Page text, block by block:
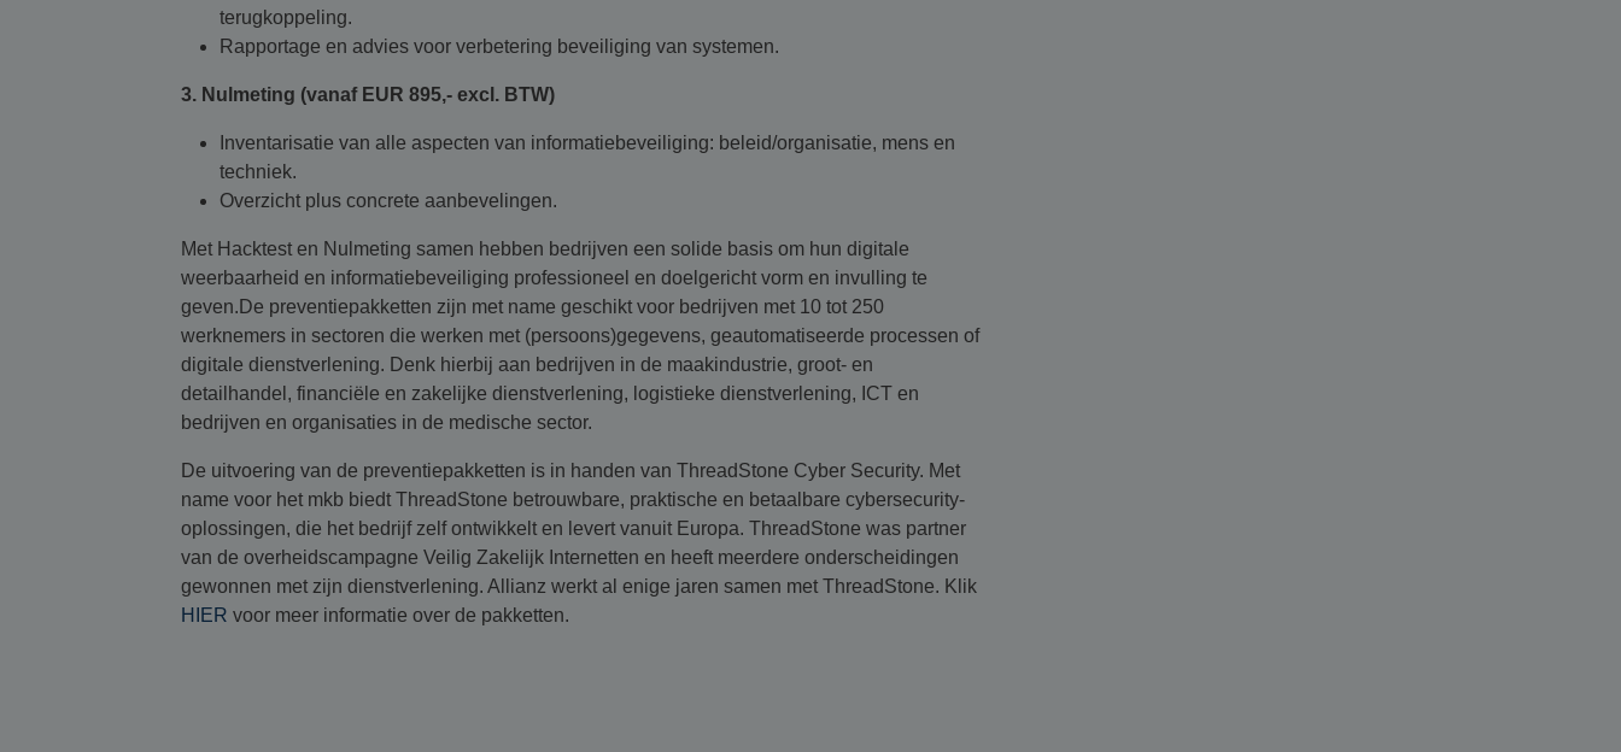
terugkoppeling.
Rapportage en advies voor verbetering beveiliging van systemen.
3. Nulmeting (vanaf EUR 895,- excl. BTW)
Inventarisatie van alle aspecten van informatiebeveiliging: beleid/organisatie, mens en
techniek.
Overzicht plus concrete aanbevelingen.
Met Hacktest en Nulmeting samen hebben bedrijven een solide basis om hun digitale
weerbaarheid en informatiebeveiliging professioneel en doelgericht vorm en invulling te
geven.De preventiepakketten zijn met name geschikt voor bedrijven met 10 tot 250
werknemers in sectoren die werken met (persoons)gegevens, geautomatiseerde processen of
digitale dienstverlening. Denk hierbij aan bedrijven in de maakindustrie, groot- en
detailhandel, financiële en zakelijke dienstverlening, logistieke dienstverlening, ICT en
bedrijven en organisaties in de medische sector.
De uitvoering van de preventiepakketten is in handen van ThreadStone Cyber Security. Met
name voor het mkb biedt ThreadStone betrouwbare, praktische en betaalbare cybersecurity-
oplossingen, die het bedrijf zelf ontwikkelt en levert vanuit Europa. ThreadStone was partner
van de overheidscampagne Veilig Zakelijk Internetten en heeft meerdere onderscheidingen
gewonnen met zijn dienstverlening. Allianz werkt al enige jaren samen met ThreadStone. Klik
HIER voor meer informatie over de pakketten.